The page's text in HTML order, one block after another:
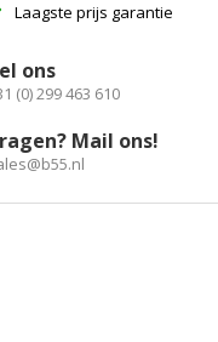
Laagste prijs garantie
ons
(0) 299 463 610
Mail ons!